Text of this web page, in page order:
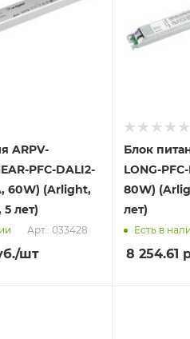
ARPV-
PFC-DALI2-
60W) (Arlight,
лет)
Арт.: 033428
/шт
Блок
LONG-
80W)
лет)
Есть в
8 254.61